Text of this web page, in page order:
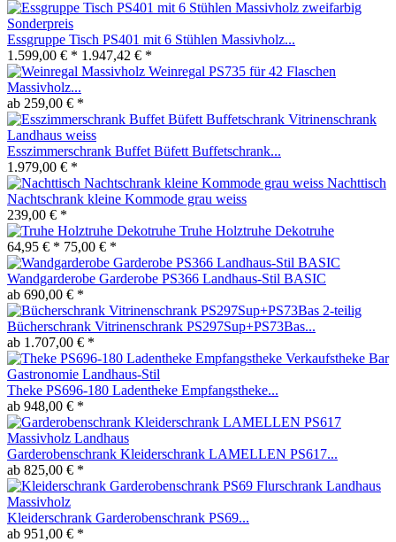
Essgruppe Tisch PS401 mit 6 Stühlen Massivholz...
1.599,00 € * 1.947,42 € *
Weinregal PS735 für 42 Flaschen
Massivholz...
ab 259,00 € *
Esszimmerschrank Buffet Büfett Buffetschrank...
1.979,00 € *
Nachttisch
Nachtschrank kleine Kommode grau weiss
239,00 € *
Truhe Holztruhe Dekotruhe
64,95 € * 75,00 € *
Wandgarderobe Garderobe PS366 Landhaus-Stil BASIC
ab 690,00 € *
Bücherschrank Vitrinenschrank PS297Sup+PS73Bas...
ab 1.707,00 € *
Theke PS696-180 Ladentheke Empfangstheke...
ab 948,00 € *
Garderobenschrank Kleiderschrank LAMELLEN PS617...
ab 825,00 € *
Kleiderschrank Garderobenschrank PS69...
ab 951,00 € *